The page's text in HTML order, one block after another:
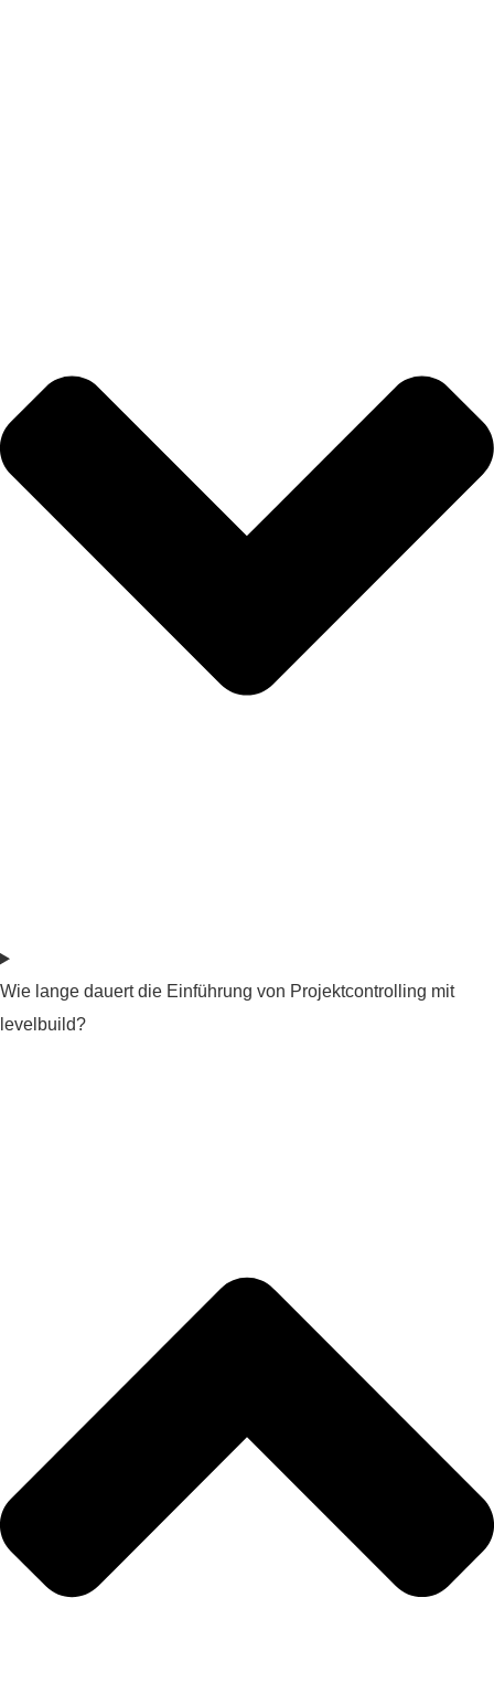
Wie lange dauert die Einführung von Projektcontrolling mit
levelbuild?